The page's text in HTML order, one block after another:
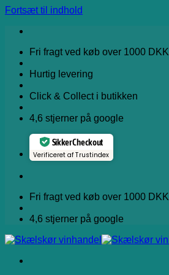
Fortsæt til indhold
Fri fragt ved køb over 1000 DKK
Hurtig levering
Click & Collect i butikken
4,6 stjerner på google
Sikker Checkout
Verificeret af Trustindex
Fri fragt ved køb over 1000 DKK
4,6 stjerner på google